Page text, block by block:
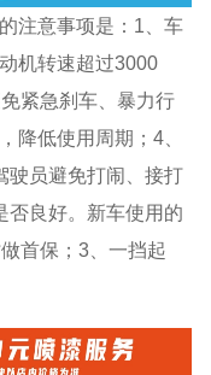
注意事项是：1、车
机转速超过3000
紧急刹车、暴力行
降低使用周期；4、
驶员避免打闹、接打
否良好。新车使用的
首保；3、一挡起